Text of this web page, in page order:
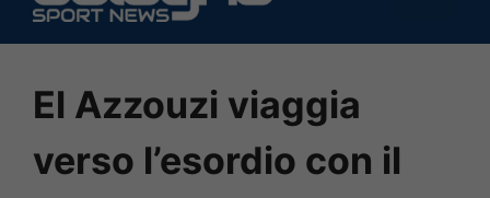
contenuto
El Azzouzi viaggia
verso l’esordio con il